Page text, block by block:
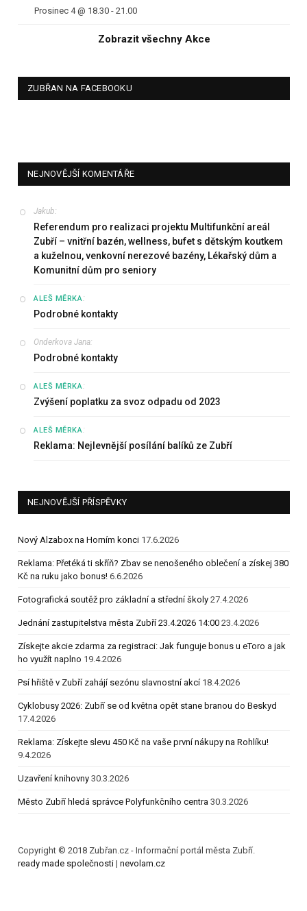
Prosinec 4 @ 18.30 - 21.00
Zobrazit všechny Akce
ZUBŘAN NA FACEBOOKU
NEJNOVĚJŠÍ KOMENTÁŘE
Jakub:
Referendum pro realizaci projektu Multifunkční areál
Zubří – vnitřní bazén, wellness, bufet s dětským koutkem
a kuželnou, venkovní nerezové bazény, Lékařský dům a
Komunitní dům pro seniory
ALEŠ MĚRKA:
Podrobné kontakty
Onderkova Jana:
Podrobné kontakty
ALEŠ MĚRKA:
Zvýšení poplatku za svoz odpadu od 2023
ALEŠ MĚRKA:
Reklama: Nejlevnější posílání balíků ze Zubří
NEJNOVĚJŠÍ PŘÍSPĚVKY
Nový Alzabox na Horním konci 17.6.2026
Reklama: Přetéká ti skříň? Zbav se nenošeného oblečení a získej 380
Kč na ruku jako bonus! 6.6.2026
Fotografická soutěž pro základní a střední školy 27.4.2026
Jednání zastupitelstva města Zubří 23.4.2026 14:00 23.4.2026
Získejte akcie zdarma za registraci: Jak funguje bonus u eToro a jak
ho využít naplno 19.4.2026
Psí hřiště v Zubří zahájí sezónu slavnostní akcí 18.4.2026
Cyklobusy 2026: Zubří se od května opět stane branou do Beskyd
17.4.2026
Reklama: Získejte slevu 450 Kč na vaše první nákupy na Rohlíku!
9.4.2026
Uzavření knihovny 30.3.2026
Město Zubří hledá správce Polyfunkčního centra 30.3.2026
Copyright © 2018 Zubřan.cz - Informační portál města Zubří.
ready made společnosti | nevolam.cz